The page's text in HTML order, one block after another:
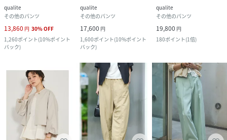
qualite
その他のパンツ
13,860 円 30%OFF
1,260ポイント(10%ポイント
バック)
qualite
その他のパンツ
17,600 円
1,600ポイント(10%ポイント
バック)
qualite
その他のパンツ
19,800 円
180ポイント(1倍)